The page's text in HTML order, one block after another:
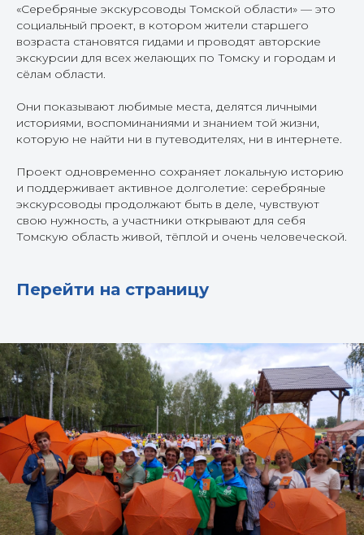
«Серебряные экскурсоводы Томской области» — это
социальный проект, в котором жители старшего
возраста становятся гидами и проводят авторские
экскурсии для всех желающих по Томску и городам и
сёлам области.
Они показывают любимые места, делятся личными
историями, воспоминаниями и знанием той жизни,
которую не найти ни в путеводителях, ни в интернете.
Проект одновременно сохраняет локальную историю
и поддерживает активное долголетие: серебряные
экскурсоводы продолжают быть в деле, чувствуют
свою нужность, а участники открывают для себя
Томскую область живой, тёплой и очень человеческой.
Перейти на страницу